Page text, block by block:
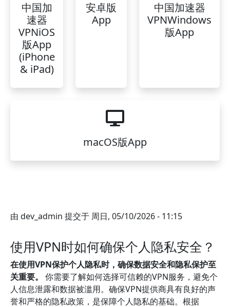
中国加
速器
VPNiOS
版App
(iPhone
& iPad)
安卓版
App
中国加速器
VPNWindows
版App
macOS版App
由 dev_admin 提交于 周日, 05/10/2026 - 11:15
使用VPN时如何确保个人隐私安全？
在使用VPN保护个人隐私时，确保数据安全和隐私保护至
关重要。
你需要了解如何选择可信赖的VPN服务，避免个
人信息泄露和数据被滥用。确保VPN提供商具有良好的声
誉和严格的隐私政策，是保障个人隐私的基础。根据